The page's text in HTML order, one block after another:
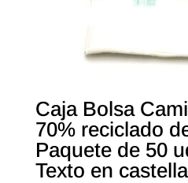
Caja Bolsa
70% reciclado
Paquete de 50
Texto en